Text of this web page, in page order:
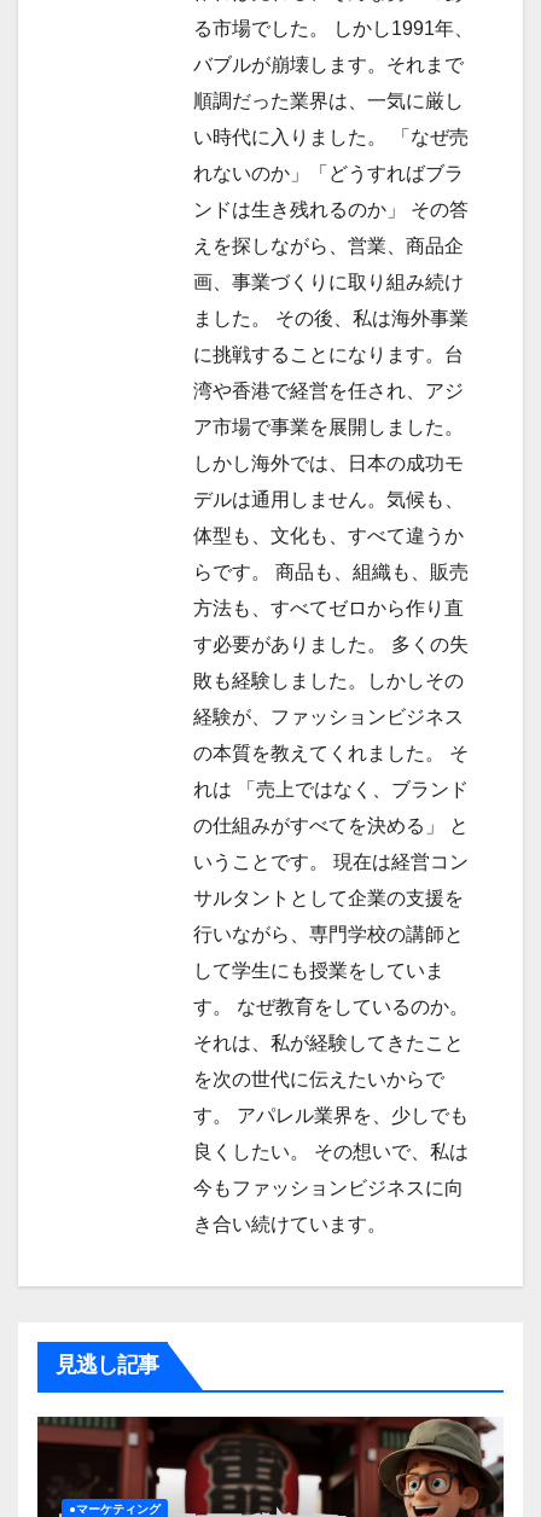
る市場でした。 しかし1991年、
バブルが崩壊します。それまで
順調だった業界は、一気に厳し
い時代に入りました。 「なぜ売
れないのか」「どうすればブラ
ンドは生き残れるのか」 その答
えを探しながら、営業、商品企
画、事業づくりに取り組み続け
ました。 その後、私は海外事業
に挑戦することになります。台
湾や香港で経営を任され、アジ
ア市場で事業を展開しました。
しかし海外では、日本の成功モ
デルは通用しません。気候も、
体型も、文化も、すべて違うか
らです。 商品も、組織も、販売
方法も、すべてゼロから作り直
す必要がありました。 多くの失
敗も経験しました。しかしその
経験が、ファッションビジネス
の本質を教えてくれました。 そ
れは 「売上ではなく、ブランド
の仕組みがすべてを決める」 と
いうことです。 現在は経営コン
サルタントとして企業の支援を
行いながら、専門学校の講師と
して学生にも授業をしていま
す。 なぜ教育をしているのか。
それは、私が経験してきたこと
を次の世代に伝えたいからで
す。 アパレル業界を、少しでも
良くしたい。 その想いで、私は
今もファッションビジネスに向
き合い続けています。
見逃し記事
●マーケティング